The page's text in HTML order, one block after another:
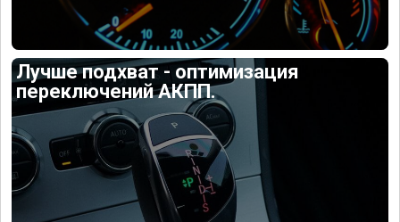
Лучше подхват - оптимизация
переключений АКПП.